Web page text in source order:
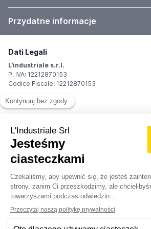
Przydatne informacje
Dati Legali
L'industriale s.r.l.
P. IVA: 12212870153
Codice Fiscale: 12212870153
Sede Legale
20148 Milano (MI)
Italy
Registro Imprese
REA: MI-1539011
Capitale sociale: Euro 10.400,00 i.v.
Contatti
info@industriale.it